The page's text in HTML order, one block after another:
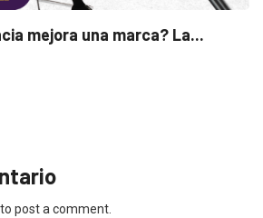
una marca? La...
to post a comment.